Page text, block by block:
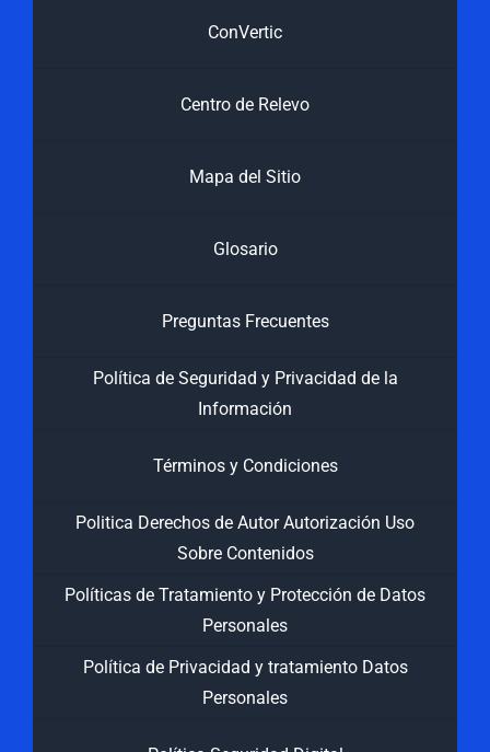
ConVertic
Centro de Relevo
Mapa del Sitio
Glosario
Preguntas Frecuentes
Política de Seguridad y Privacidad de la
Información
Términos y Condiciones
Politica Derechos de Autor Autorización Uso
Sobre Contenidos
Políticas de Tratamiento y Protección de Datos
Personales
Política de Privacidad y tratamiento Datos
Personales